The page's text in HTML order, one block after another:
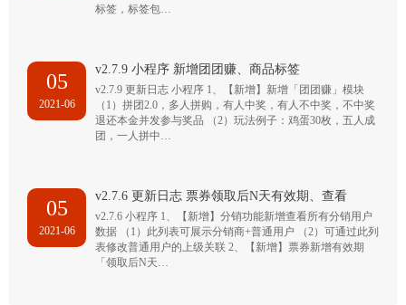
标签，标签包…
05
2021-06
v2.7.9 小程序 新增团团赚、商品标签
v2.7.9 更新日志 小程序 1、【新增】新增「团团赚」模块
（1）拼团2.0，多人拼购，有人中奖，有人不中奖，不中奖
退还本金并发参与奖品 （2）玩法例子：鸡蛋30枚，五人成
团，一人拼中…
05
2021-06
v2.7.6 更新日志 票券领取后N天有效期、查看
v2.7.6 小程序 1、【新增】分销功能新增查看所有分销用户
数据 （1）此列表可展示分销商+普通用户 （2）可通过此列
表修改普通用户的上级关联 2、【新增】票券新增有效期
「领取后N天…